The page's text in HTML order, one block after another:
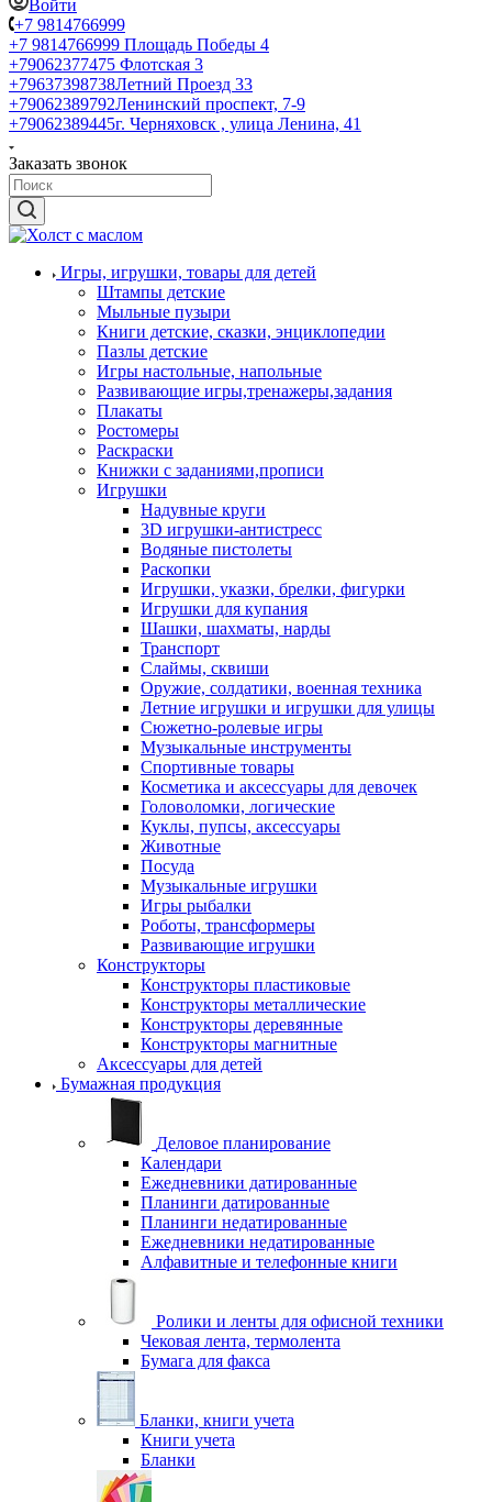
Войти
+7 9814766999
+7 9814766999 Площадь Победы 4
+79062377475 Флотская 3
+79637398738Летний Проезд 33
+79062389792Ленинский проспект, 7-9
+79062389445г. Черняховск , улица Ленина, 41
Заказать звонок
Игры, игрушки, товары для детей
Штампы детские
Мыльные пузыри
Книги детские, сказки, энциклопедии
Пазлы детские
Игры настольные, напольные
Развивающие игры,тренажеры,задания
Плакаты
Ростомеры
Раскраски
Книжки с заданиями,прописи
Игрушки
Надувные круги
3D игрушки-антистресс
Водяные пистолеты
Раскопки
Игрушки, указки, брелки, фигурки
Игрушки для купания
Шашки, шахматы, нарды
Транспорт
Слаймы, сквиши
Оружие, солдатики, военная техника
Летние игрушки и игрушки для улицы
Сюжетно-ролевые игры
Музыкальные инструменты
Спортивные товары
Косметика и аксессуары для девочек
Головоломки, логические
Куклы, пупсы, аксессуары
Животные
Посуда
Музыкальные игрушки
Игры рыбалки
Роботы, трансформеры
Развивающие игрушки
Конструкторы
Конструкторы пластиковые
Конструкторы металлические
Конструкторы деревянные
Конструкторы магнитные
Аксессуары для детей
Бумажная продукция
Деловое планирование
Календари
Ежедневники датированные
Планинги датированные
Планинги недатированные
Ежедневники недатированные
Алфавитные и телефонные книги
Ролики и ленты для офисной техники
Чековая лента, термолента
Бумага для факса
Бланки, книги учета
Книги учета
Бланки